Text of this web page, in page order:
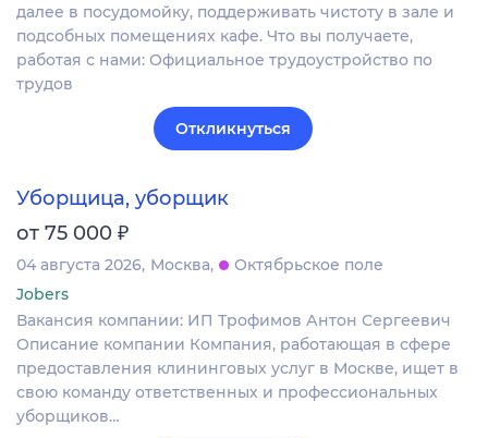
далее в посудомойку, поддерживать чистоту в зале и
подсобных помещениях кафе. Что вы получаете,
работая с нами: Официальное трудоустройство по
трудов
Откликнуться
Уборщица, уборщик
от 75 000 ₽
04 августа 2026 Москва
Октябрьское поле
Jobers
Вакансия компании: ИП Трофимов Антон Сергеевич
Описание компании Компания, работающая в сфере
предоставления клининговых услуг в Москве, ищет в
свою команду ответственных и профессиональных
уборщиков…